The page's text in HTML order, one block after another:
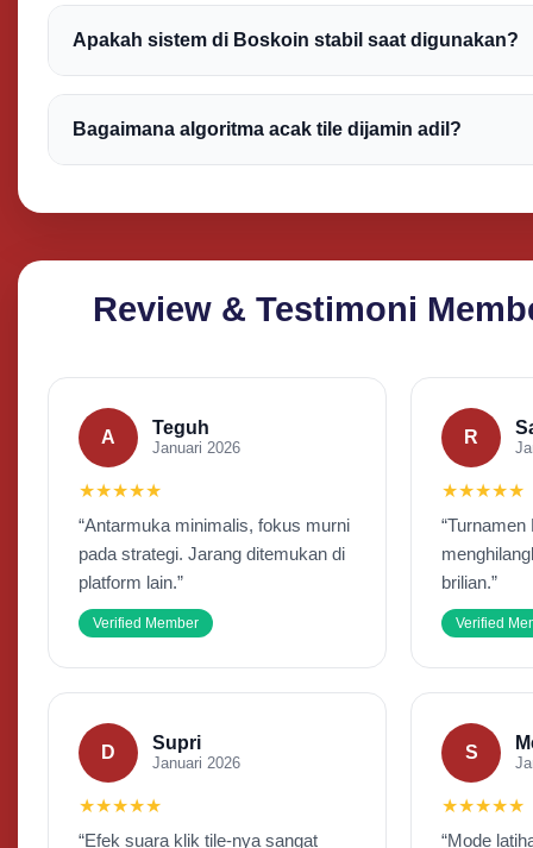
menggambarkan pengalaman bermain yang terasa
masing-masing pengguna.
Apakah sistem di Boskoin stabil saat digunakan?
Platform ini dirancang dengan sistem yang responsif
akses permainan bisa berjalan lancar baik melalui
Bagaimana algoritma acak tile dijamin adil?
pihak ketiga independen secara berkala.
Review & Testimoni
A Teguh
Januari 2026
★★★★★
“Antarmuka minimalis, fokus murni
pada strategi. Jarang ditemukan di
platform lain.”
Verified Member
R
★★★★★
brilian.”
Verified
D Supri
Januari 2026
★★★★★
“Efek suara klik tile-nya sangat
S
★★★★★
“Mode